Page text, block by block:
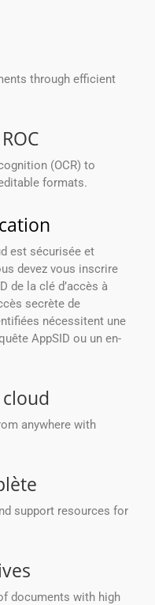
through efficient
(OCR) to
formats.
est sécurisée et
devez vous inscrire
de la clé d’accès à
secrète de
nécessitent une
AppSID ou un en-
anywhere with
support resources for
documents with high